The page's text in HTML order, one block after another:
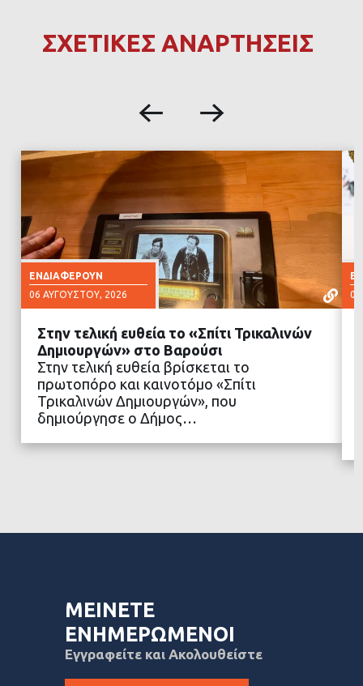
ΣΧΕΤΙΚΕΣ ΑΝΑΡΤΗΣΕΙΣ
ΕΝΔΙΑΦΈΡΟΥΝ
06 ΑΥΓΟΎΣΤΟΥ, 2026
ΔΙΑΒΑΣΤΕ ΠΕΡΙΣΣΟΤΕΡΑ
Στην τελική ευθεία το «Σπίτι Τρικαλινών
Δημιουργών» στο Βαρούσι
Στην τελική ευθεία βρίσκεται το
πρωτοπόρο και καινοτόμο «Σπίτι
Τρικαλινών Δημιουργών», που
δημιούργησε ο Δήμος…
ΜΕΙΝΕΤΕ
ΕΝΗΜΕΡΩΜΕΝΟΙ
Εγγραφείτε και Ακολουθείστε